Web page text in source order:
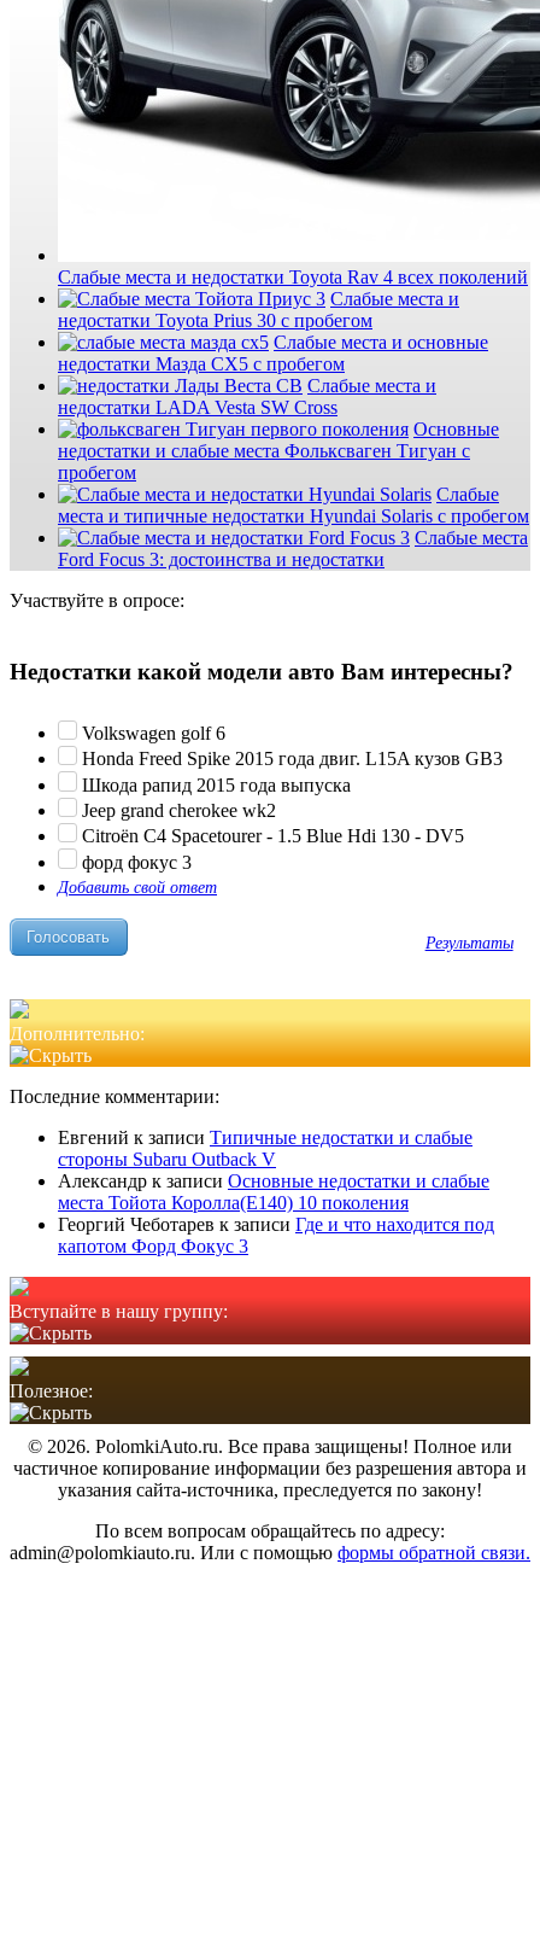
Слабые места и недостатки Toyota Rav 4 всех поколений
Слабые места и
недостатки Toyota Prius 30 с пробегом
Слабые места и основные
недостатки Мазда СХ5 с пробегом
Слабые места и
недостатки LADA Vesta SW Cross
Основные
недостатки и слабые места Фольксваген Тигуан с
пробегом
Слабые
места и типичные недостатки Hyundai Solaris с пробегом
Слабые места
Ford Focus 3: достоинства и недостатки
Участвуйте в опросе:
Недостатки какой модели авто Вам интересны?
Volkswagen golf 6
Honda Freed Spike 2015 года двиг. L15A кузов GB3
Шкода рапид 2015 года выпуска
Jeep grand cherokee wk2
Citroën C4 Spacetourer - 1.5 Blue Hdi 130 - DV5
форд фокус 3
Добавить свой ответ
Результаты
Дополнительно:
Последние комментарии:
Евгений к записи Типичные недостатки и слабые
стороны Subaru Outback V
Александр к записи Основные недостатки и слабые
места Тойота Королла(Е140) 10 поколения
Георгий Чеботарев к записи Где и что находится под
капотом Форд Фокус 3
Вступайте в нашу группу:
Полезное:
© 2026. PolomkiAuto.ru. Все права защищены! Полное или
частичное копирование информации без разрешения автора и
указания сайта-источника, преследуется по закону!
По всем вопросам обращайтесь по адресу:
admin@polomkiauto.ru. Или с помощью формы обратной связи.